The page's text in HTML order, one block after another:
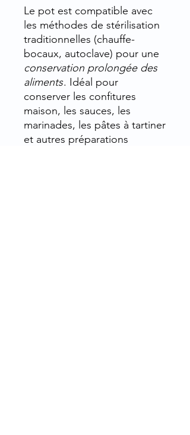
Le pot est compatible avec
les méthodes de stérilisation
traditionnelles (chauffe-
bocaux, autoclave) pour une
conservation prolongée des
aliments. Idéal pour
conserver les confitures
maison, les sauces, les
marinades, les pâtes à tartiner
et autres préparations